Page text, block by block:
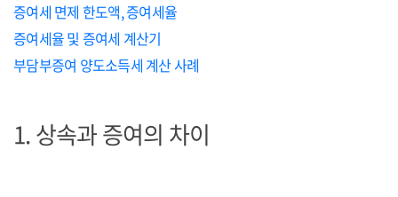
증여세 면제 한도액, 증여세율
증여세율 및 증여세 계산기
부담부증여 양도소득세 계산 사례
1.상속과 증여의 차이